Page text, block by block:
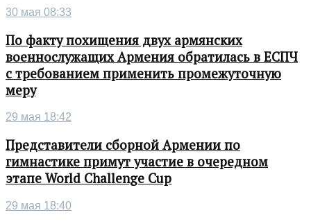
30 мая 08:33
По факту похищения двух армянских
военнослужащих Армения обратилась в ЕСПЧ
с требованием применить промежуточную
меру
29 мая 18:42
Представители сборной Армении по
гимнастике примут участие в очередном
этапе World Challenge Cup
29 мая 18:40